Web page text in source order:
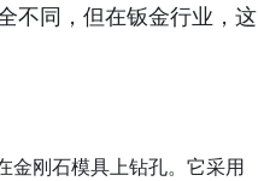
不同，但在钣金行业，这
金刚石模具上钻孔。它采用